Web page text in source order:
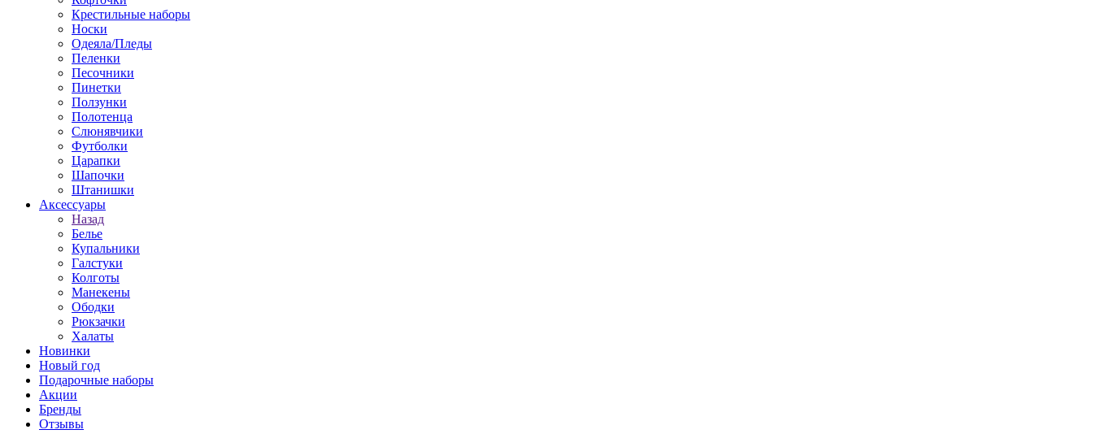
Крестильные наборы
Носки
Одеяла/Пледы
Пеленки
Песочники
Пинетки
Ползунки
Полотенца
Слюнявчики
Футболки
Царапки
Шапочки
Штанишки
Аксессуары
Назад
Белье
Купальники
Галстуки
Колготы
Манекены
Ободки
Рюкзачки
Халаты
Новинки
Новый год
Подарочные наборы
Акции
Бренды
Отзывы